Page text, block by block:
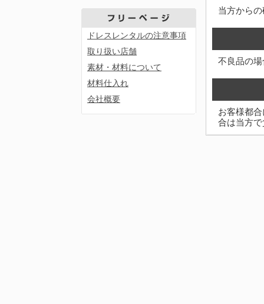
ドレスレンタルの注意事項
取り扱い店舗
素材・材料について
材料仕入れ
会社概要
当方から
不良品の
お客様都
合は当方